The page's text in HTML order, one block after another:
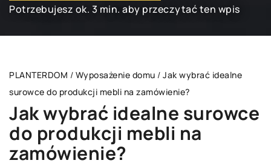
Potrzebujesz ok. 3 min. aby przeczytać ten wpis
PLANTERDOM / Wyposażenie domu / Jak wybrać idealne
surowce do produkcji mebli na zamówienie?
Jak wybrać idealne surowce
do produkcji mebli na
zamówienie?